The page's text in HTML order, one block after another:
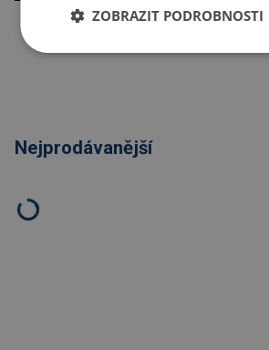
Nejprodávanější
ZOBRAZIT PODROBNOSTI